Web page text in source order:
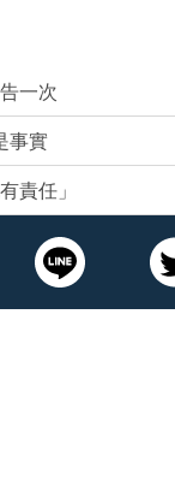
一次
事實
責任」